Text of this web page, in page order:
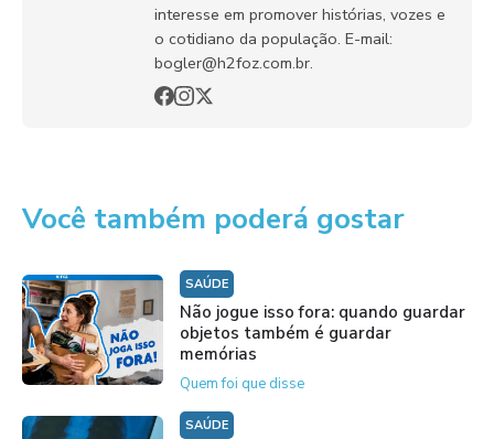
interesse em promover histórias, vozes e
o cotidiano da população. E-mail:
bogler@h2foz.com.br.
Você também poderá gostar
SAÚDE
Não jogue isso fora: quando guardar
objetos também é guardar
memórias
Quem foi que disse
SAÚDE